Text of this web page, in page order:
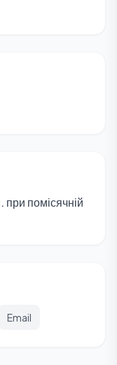
помісячній
Email